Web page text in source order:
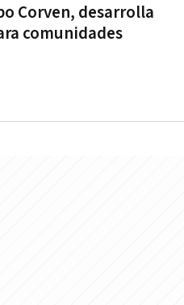
Corven, desarrolla
comunidades